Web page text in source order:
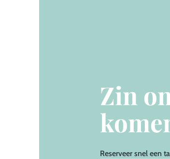
Zin
Reserveer snel een